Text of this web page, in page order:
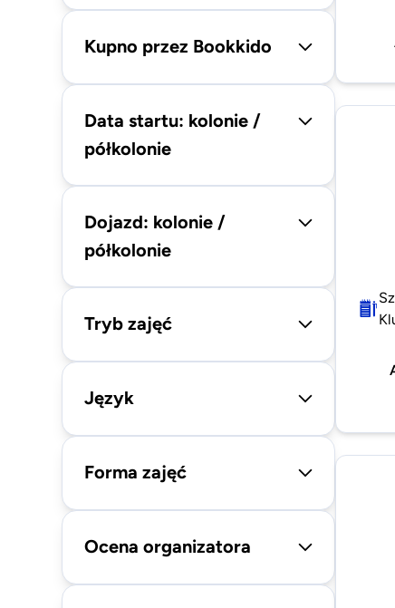
Kupno przez Bookkido
Data startu: kolonie /
półkolonie
Dojazd: kolonie /
półkolonie
Tryb zajęć
Język
Forma zajęć
Ocena organizatora